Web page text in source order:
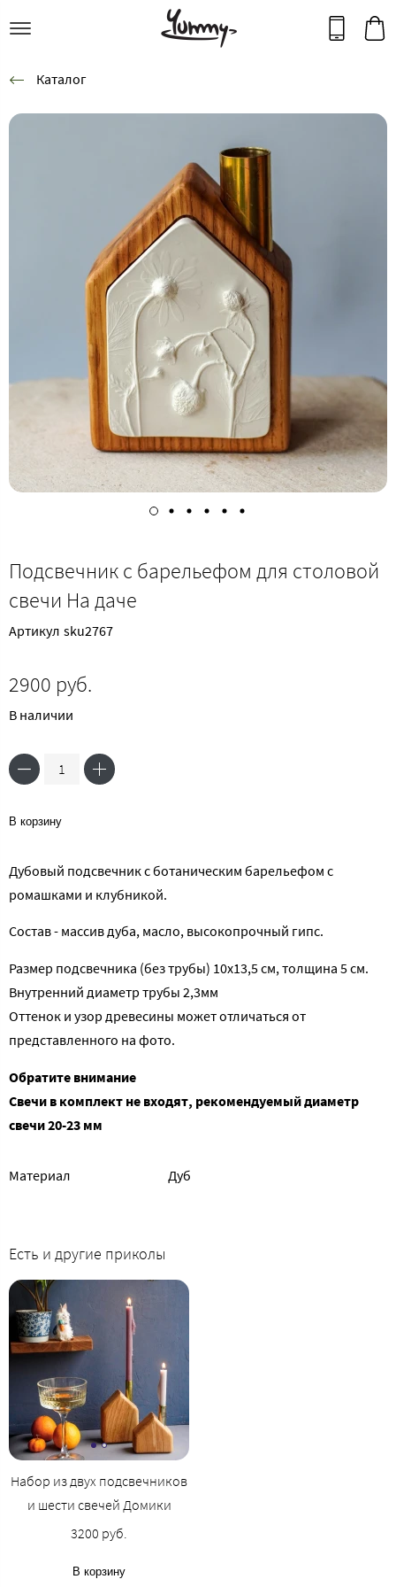
Каталог
Подсвечник с барельефом для столовой
свечи На даче
Артикул sku2767
2900 руб.
В наличии
В корзину
Дубовый подсвечник с ботаническим барельефом с
ромашками и клубникой.
Состав - массив дуба, масло, высокопрочный гипс.
Размер подсвечника (без трубы) 10х13,5 см, толщина 5 см.
Внутренний диаметр трубы 2,3мм
Оттенок и узор древесины может отличаться от
представленного на фото.
Обратите внимание
Свечи в комплект не входят, рекомендуемый диаметр
свечи 20-23 мм
Материал Дуб
Есть и другие приколы
Набор из двух подсвечников
и шести свечей Домики
3200 руб.
В корзину